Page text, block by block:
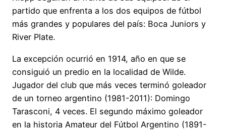
partido que enfrenta a los dos equipos de fútbol
más grandes y populares del país: Boca Juniors y
River Plate.
La excepción ocurrió en 1914, año en que se
consiguió un predio en la localidad de Wilde.
Jugador del club que más veces terminó goleador
de un torneo argentino (1981-2011): Domingo
Tarasconi, 4 veces. El segundo máximo goleador
en la historia Amateur del Fútbol Argentino (1891-